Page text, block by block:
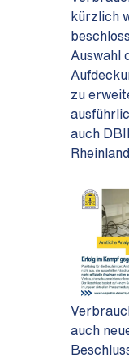
kürzlich
Auswahl
zu
auch
auch